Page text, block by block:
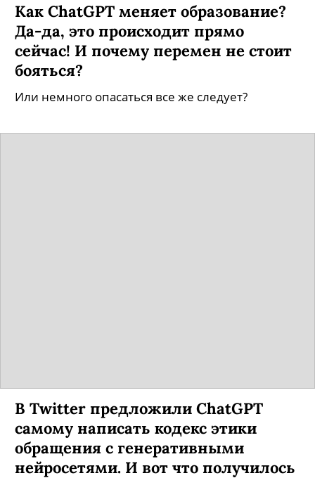
Как ChatGPT меняет образование?
Да-да, это происходит прямо
сейчас! И почему перемен не стоит
бояться?
Или немного опасаться все же следует?
В Twitter предложили ChatGPT
самому написать кодекс этики
обращения с генеративными
нейросетями. И вот что получилось